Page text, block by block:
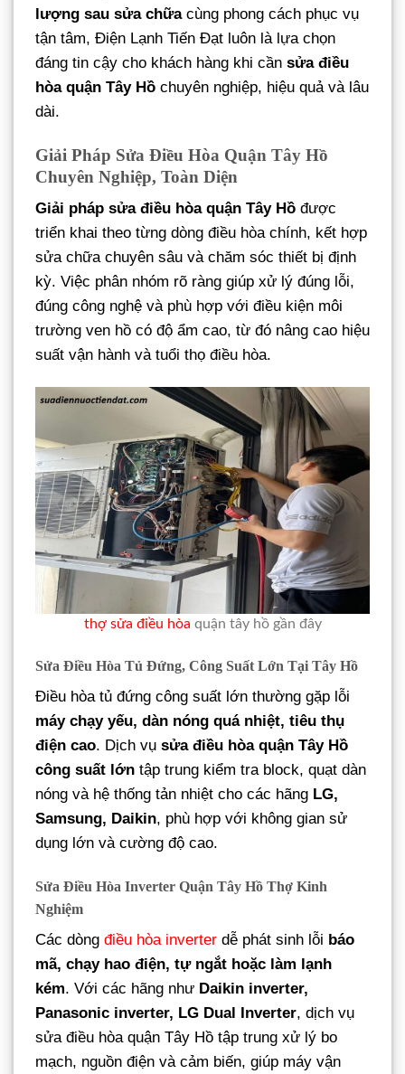
lượng sau sửa chữacùng phong cách phục vụ
tận tâm, Điện Lạnh Tiến Đạt luôn là lựa chọn
đáng tin cậy cho khách hàng khi cần sửa điều
hòa quận Tây Hồ chuyên nghiệp, hiệu quả và lâu
dài.
Giải Pháp Sửa Điều Hòa Quận Tây Hồ
Chuyên Nghiệp, Toàn Diện
Giải pháp sửa điều hòa quận Tây Hồ được
triển khai theo từng dòng điều hòa chính, kết hợp
sửa chữa chuyên sâu và chăm sóc thiết bị định
kỳ. Việc phân nhóm rõ ràng giúp xử lý đúng lỗi,
đúng công nghệ và phù hợp với điều kiện môi
trường ven hồ có độ ẩm cao, từ đó nâng cao hiệu
suất vận hành và tuổi thọ điều hòa.
thợ sửa điều hòa quận tây hồ gần đây
Sửa Điều Hòa Tủ Đứng, Công Suất Lớn Tại Tây Hồ
Điều hòa tủ đứng công suất lớn thường gặp lỗi
máy chạy yếu, dàn nóng quá nhiệt, tiêu thụ
điện cao. Dịch vụ sửa điều hòa quận Tây Hồ
công suất lớn tập trung kiểm tra block, quạt dàn
nóng và hệ thống tản nhiệt cho các hãng LG,
Samsung, Daikin, phù hợp với không gian sử
dụng lớn và cường độ cao.
Sửa Điều Hòa Inverter Quận Tây Hồ Thợ Kinh
Nghiệm
Các dòng điều hòa inverter dễ phát sinh lỗi báo
mã, chạy hao điện, tự ngắt hoặc làm lạnh
kém. Với các hãng như Daikin inverter,
Panasonic inverter, LG Dual Inverter, dịch vụ
sửa điều hòa quận Tây Hồ tập trung xử lý bo
mạch, nguồn điện và cảm biến, giúp máy vận